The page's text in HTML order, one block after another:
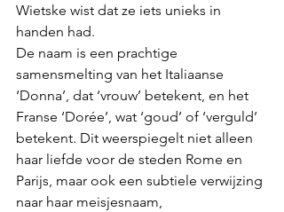
Wietske wist dat ze iets unieks in
handen had.
De naam is een prachtige
samensmelting van het Italiaanse
‘Donna’, dat ‘vrouw’ betekent, en het
Franse ‘Dorée’, wat ‘goud’ of ‘verguld’
betekent. Dit weerspiegelt niet alleen
haar liefde voor de steden Rome en
Parijs, maar ook een subtiele verwijzing
naar haar meisjesnaam,